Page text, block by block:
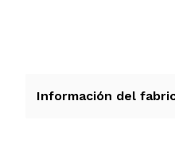
Información del